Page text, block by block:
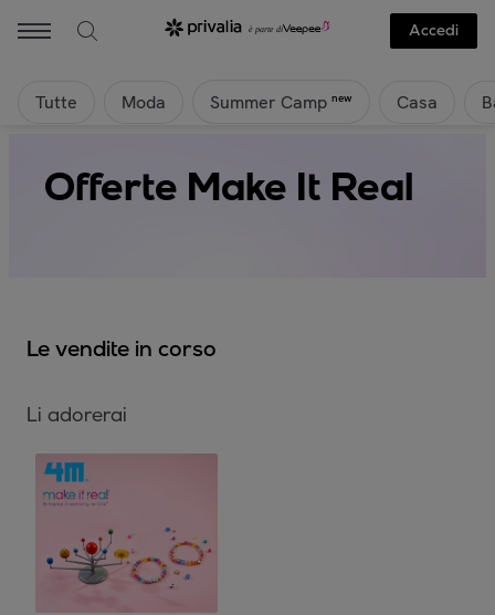
Accedi
Tutte Moda Summer Camp new Casa
Offerte Make It Real
Le vendite in corso
Li adorerai